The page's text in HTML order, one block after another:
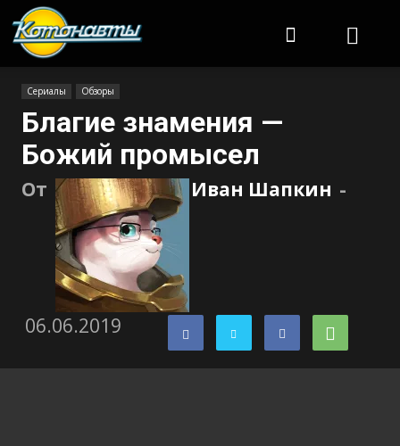
Сериалы Обзоры
Благие знамения —
Божий промысел
От Иван Шапкин -
06.06.2019